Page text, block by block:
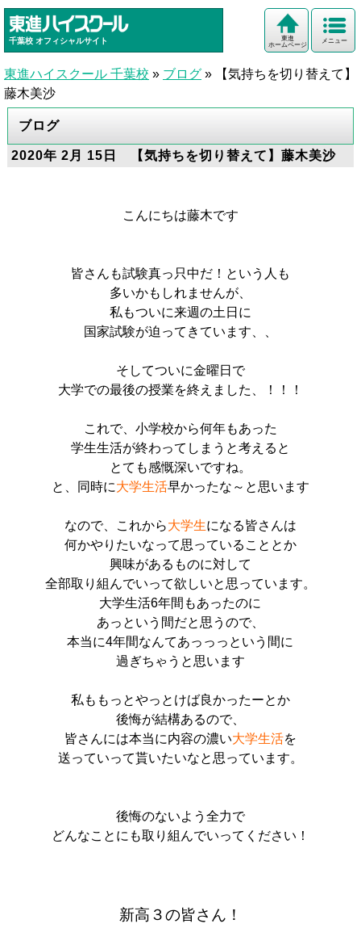
千葉校 オフィシャルサイト メニュー
東進
ホームページ
東進ハイスクール 千葉校 » ブログ »
【気持ちを切り替えて】
藤木美沙
ブログ
2020年 2月 15日 【気持ちを切り替えて】藤木美沙
こんにちは藤木です
皆さんも試験真っ只中だ！という人も
多いかもしれませんが、
私もついに来週の土日に
国家試験が迫ってきています、、
そしてついに金曜日で
大学での最後の授業を終えました、！！！
これで、小学校から何年もあった
学生生活が終わってしまうと考えると
とても感慨深いですね。
と、同時に大学生活早かったな～と思います
なので、これから大学生になる皆さんは
何かやりたいなって思っていることとか
興味があるものに対して
全部取り組んでいって欲しいと思っています。
大学生活6年間もあったのに
あっという間だと思うので、
本当に4年間なんてあっっっという間に
過ぎちゃうと思います
私ももっとやっとけば良かったーとか
後悔が結構あるので、
皆さんには本当に内容の濃い大学生活を
送っていって貰いたいなと思っています。
後悔のないよう全力で
どんなことにも取り組んでいってください！
新高３の皆さん！